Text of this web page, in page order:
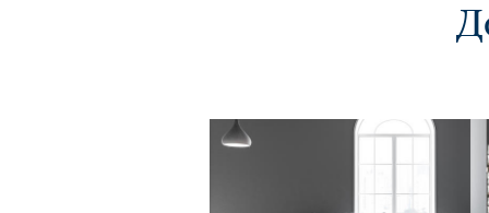
Арт. 331811058